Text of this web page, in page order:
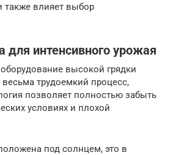
также влияет выбор
для интенсивного урожая
высокой грядки
трудоемкий процесс,
позволяет полностью забыть
условиях и плохой
под солнцем, это в